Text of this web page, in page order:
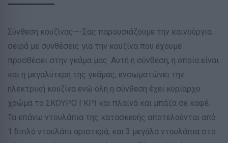
Σύνθεση κουζίνας—-Σας παρουσιάζουμε την καινούργια
σειρά με συνθέσεις για την κουζίνα που έχουμε
προσθέσει στην γκάμα μας. Αυτή η σύνθεση, η οποία είναι
και η μεγαλύτερη της γκάμας, ενσωματώνει την
ηλεκτρική κουζίνα ενώ όλη η σύνθεση έχει κυρίαρχο
χρώμα το ΣΚΟΥΡΟ ΓΚΡΙ και πλαινά και μπάζα σε καφέ.
Τα επάνω ντουλάπια της κατασκευής αποτελούνται από
1 διπλό ντουλάπι αριστερά, και 3 μεγάλα ντουλάπια στο